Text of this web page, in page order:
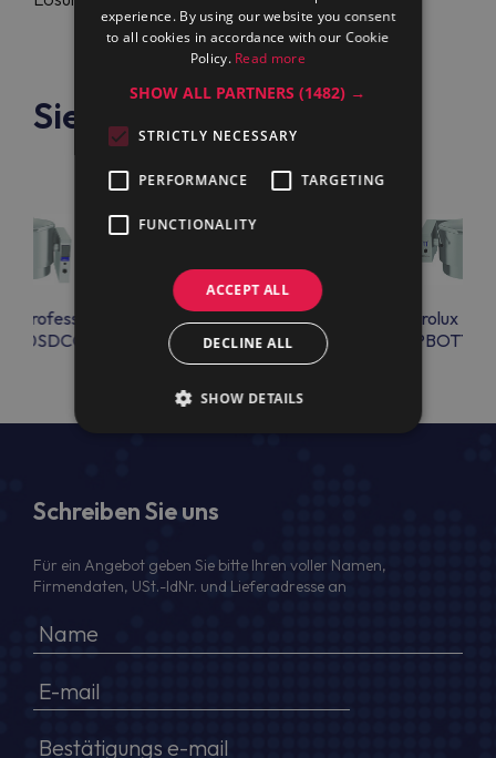
Siehe auch
Professional
Electrolux Professional
PBOT10EVEO
Electrolux
Schreiben Sie uns
Für ein Angebot geben Sie bitte Ihren voller Namen,
Firmendaten, USt.-IdNr. und Lieferadresse an
experience. By using our website you consent
to all cookies in accordance with our Cookie
Policy. Read more
SHOW ALL PARTNERS(1482) →
STRICTLY NECESSARY
PERFORMANCE TARGETING
FUNCTIONALITY
ACCEPT ALL
DECLINE ALL
SHOW DETAILS